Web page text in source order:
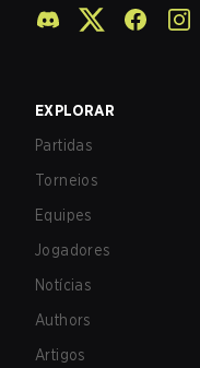
EXPLORAR
Partidas
Torneios
Equipes
Jogadores
Notícias
Authors
Artigos